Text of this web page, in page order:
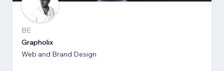
BE
Grapholix
Web and Brand Design